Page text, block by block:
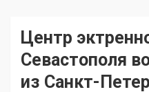
Центр
Севастополя
из Санкт-